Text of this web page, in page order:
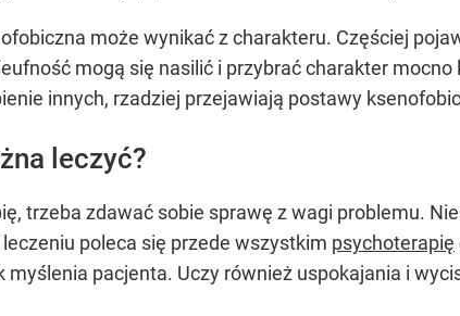
może wynikać z charakteru. Częściej
mogą się nasilić i przybrać charakter
innych, rzadziej przejawiają postawy
leczyć?
trzeba zdawać sobie sprawę z wagi problemu.
poleca się przede wszystkim psychoterapię
myślenia pacjenta. Uczy również uspokajania i